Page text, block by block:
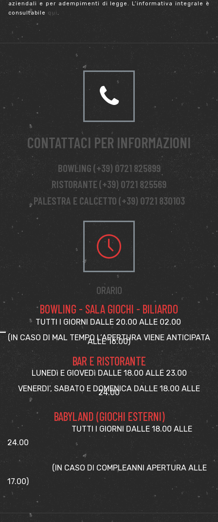
aziendali e per adempimenti di legge. L’informativa integrale è
consultabile qui
CONTATTACI PER INFORMAZIONI
BOWLING (+39) 0721 825899
RISTORANTE (+39) 0721 825569
PALESTRA E CALCETTO (+39) 0721 830103
ORARIO
BOWLING - SALA GIOCHI - BILIARDO
TUTTI I GIORNI DALLE 20.00 ALLE 02.00
(IN CASO DI MAL TEMPO L’APERTURA VIENE ANTICIPATA
ALLE 16.00)
BAR E RISTORANTE
LUNEDì E GIOVEDì DALLE 18.00 ALLE 23.00
VENERDI’, SABATO E DOMENICA DALLE 18.00 ALLE
24.00
BABYLAND (GIOCHI ESTERNI)
TUTTI I GIORNI DALLE 18.00 ALLE
24.00
(IN CASO DI COMPLEANNI APERTURA ALLE
17.00)